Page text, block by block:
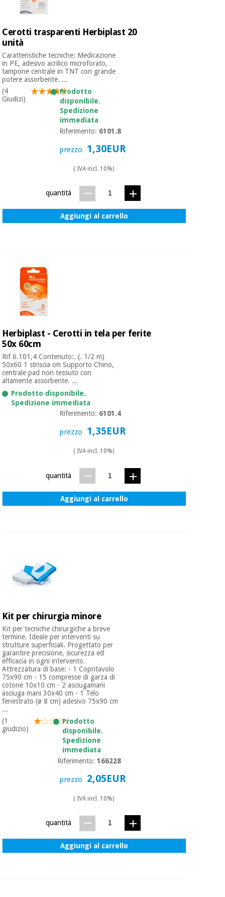
Cerotti trasparenti Herbiplast 20
unità
Caratteristiche tecniche: Medicazione
in PE, adesivo acrilico microforato,
tampone centrale in TNT con grande
potere assorbente. ...
(4
Giudizi)
Prodotto
disponibile.
Spedizione
immediata
Riferimento: 6101.8
prezzo 1,30EUR
( IVA incl. 10%)
quantità
Aggiungi al carrello
Herbiplast - Cerotti in tela per ferite
50x 60cm
Rif 6.101,4 Contenuto:. (. 1/2 m)
50x60 1 striscia cm Supporto Chino,
centrale pad non tessuto con
altamente assorbente. ...
Prodotto disponibile.
Spedizione immediata
Riferimento: 6101.4
prezzo 1,35EUR
( IVA incl. 10%)
quantità
Aggiungi al carrello
Kit per chirurgia minore
Kit per tecniche chirurgiche a breve
termine. Ideale per interventi su
strutture superficiali. Progettato per
garantire precisione, sicurezza ed
efficacia in ogni intervento.
Attrezzatura di base: - 1 Copritavolo
75x90 cm - 15 compresse di garza di
cotone 10x10 cm - 2 asciugamani
asciuga mani 30x40 cm - 1 Telo
fenestrato (ø 8 cm) adesivo 75x90 cm
...
(1
giudizio)
Prodotto
disponibile.
Spedizione
immediata
Riferimento:166228
prezzo 2,05EUR
( IVA incl. 10%)
quantità
Aggiungi al carrello